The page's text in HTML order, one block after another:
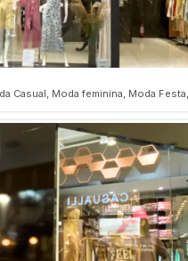
Casual, Moda feminina, Moda